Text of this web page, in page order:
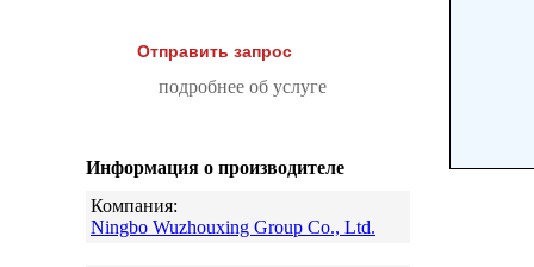
Отправить запрос
подробнее об услуге
Информация о производителе
Компания:
Ningbo Wuzhouxing Group Co., Ltd.